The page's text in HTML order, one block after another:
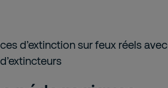
d’extinction sur feux réels